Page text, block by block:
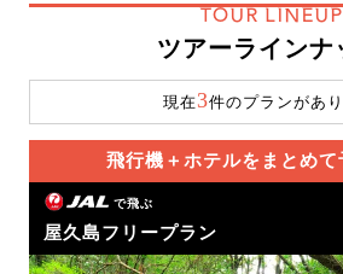
TOUR LINEUP
ツアーラインナ
現在3件のプランがあ
飛行機＋ホテルをまとめて
で飛ぶ
屋久島フリープラン